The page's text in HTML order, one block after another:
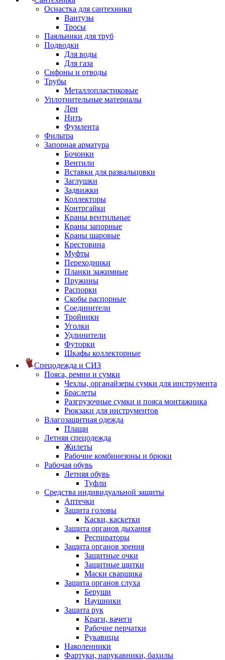
Оснастка для сантехники
Вантузы
Тросы
Паяльники для труб
Подводки
Для воды
Для газа
Сифоны и отводы
Трубы
Металлопластиковые
Уплотнительные материалы
Лен
Нить
Фумлента
Фильтра
Запорная арматура
Бочонки
Вентили
Вставки для развальцовки
Заглушки
Задвижки
Коллекторы
Контргайки
Краны вентильные
Краны запорные
Краны шаровые
Крестовина
Муфты
Переходники
Планки зажимные
Пружины
Распорки
Скобы распорные
Соединители
Тройники
Уголки
Удлинители
Футорки
Шкафы коллекторные
Спецодежда и СИЗ
Пояса, ремни и сумки
Чехлы, органайзеры сумки для инструмента
Браслеты
Разгрузочные сумки и пояса монтажника
Рюкзаки для инструментов
Влагозащитная одежда
Плащи
Летняя спецодежда
Жилеты
Рабочие комбинезоны и брюки
Рабочая обувь
Летняя обувь
Туфли
Средства индивидуальной защиты
Аптечки
Защита головы
Каски, каскетки
Защита органов дыхания
Респираторы
Защита органов зрения
Защитные очки
Защитные щитки
Маски сварщика
Защита органов слуха
Беруши
Наушники
Защита рук
Краги, вачеги
Рабочие перчатки
Рукавицы
Наколенники
Фартуки, нарукавники, бахилы